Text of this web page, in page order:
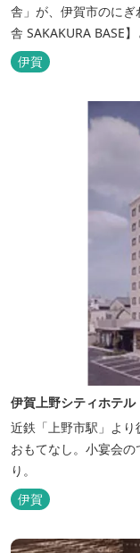
舎」が、伊賀市のに
舎 SAKAKURA BASE
館やホテル、カフェが
メーションセンター
Souvenir Shop」も
伊賀
伊賀上野シティホテル
近鉄「上野市駅」よ
おもてなし。小宴会
り。
伊賀